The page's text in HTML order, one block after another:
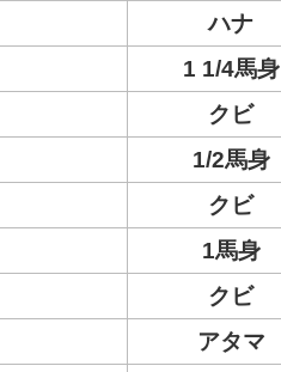
ハナ
1 1/4馬身
クビ
1/2馬身
クビ
1馬身
クビ
アタマ